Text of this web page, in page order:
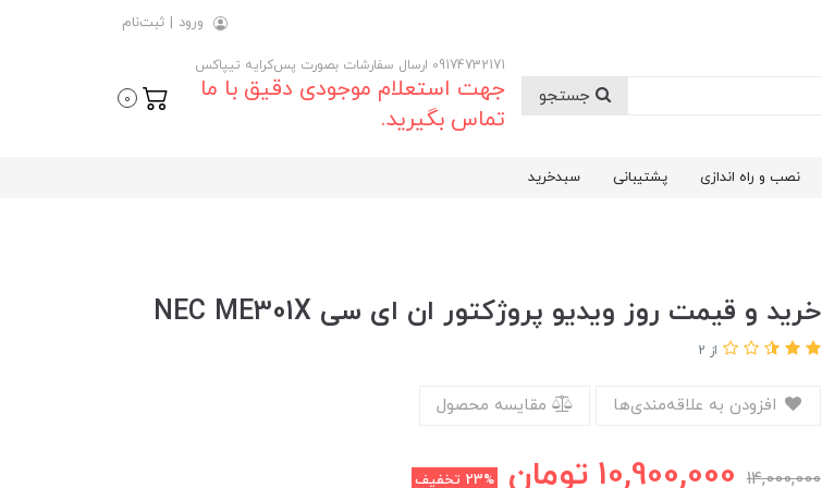
ورود | ثبت‌نام
09174732171 ارسال سفارشات بصورت پس‌کرایه تیپاکس
جهت استعلام موجودی دقیق با ما
تماس بگیرید.
0
نصب و راه اندازی پشتیبانی سبدخرید
خرید و قیمت روز ویدیو پروژکتور ان ای سی NEC ME301X
از 2
مقایسه محصول
14,000,000
10,900,000 تومان 23% تخفیف